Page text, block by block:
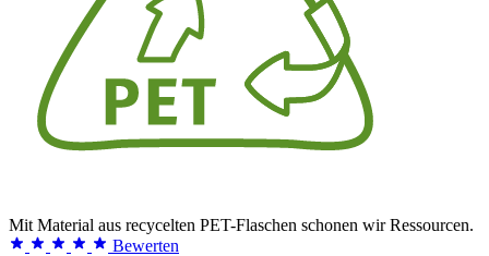
Mit Material aus recycelten PET-Flaschen schonen wir Ressourcen.
Bewerten